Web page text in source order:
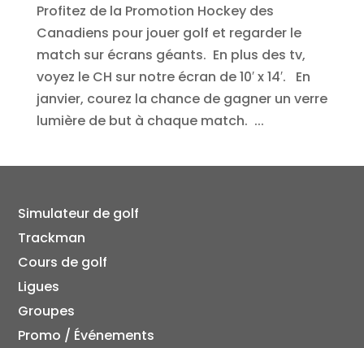
Profitez de la Promotion Hockey des
Canadiens pour jouer golf et regarder le
match sur écrans géants. En plus des tv,
voyez le CH sur notre écran de 10′ x 14′. En
janvier, courez la chance de gagner un verre
lumière de but à chaque match. ...
Simulateur de golf
Trackman
Cours de golf
Ligues
Groupes
Promo / Événements